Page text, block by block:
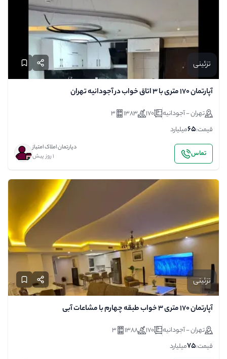
230
1388
4
قیمت:95میلیارد
تماس
معتمد
تزئینی
آپارتمان 170 متری با 3 اتاق خواب در آجودانیه تهران
تهران - آجودانیه 170
1383
3
قیمت:65میلیارد
تماس
دپارتمان املاک امتیاز
1 روز پیش
تزئینی
آپارتمان ۱۷۰ متری ۳ خواب طبقه چهارم با مشاعات آبی
تهران - آجودانیه 170
1388
3
قیمت:75میلیارد